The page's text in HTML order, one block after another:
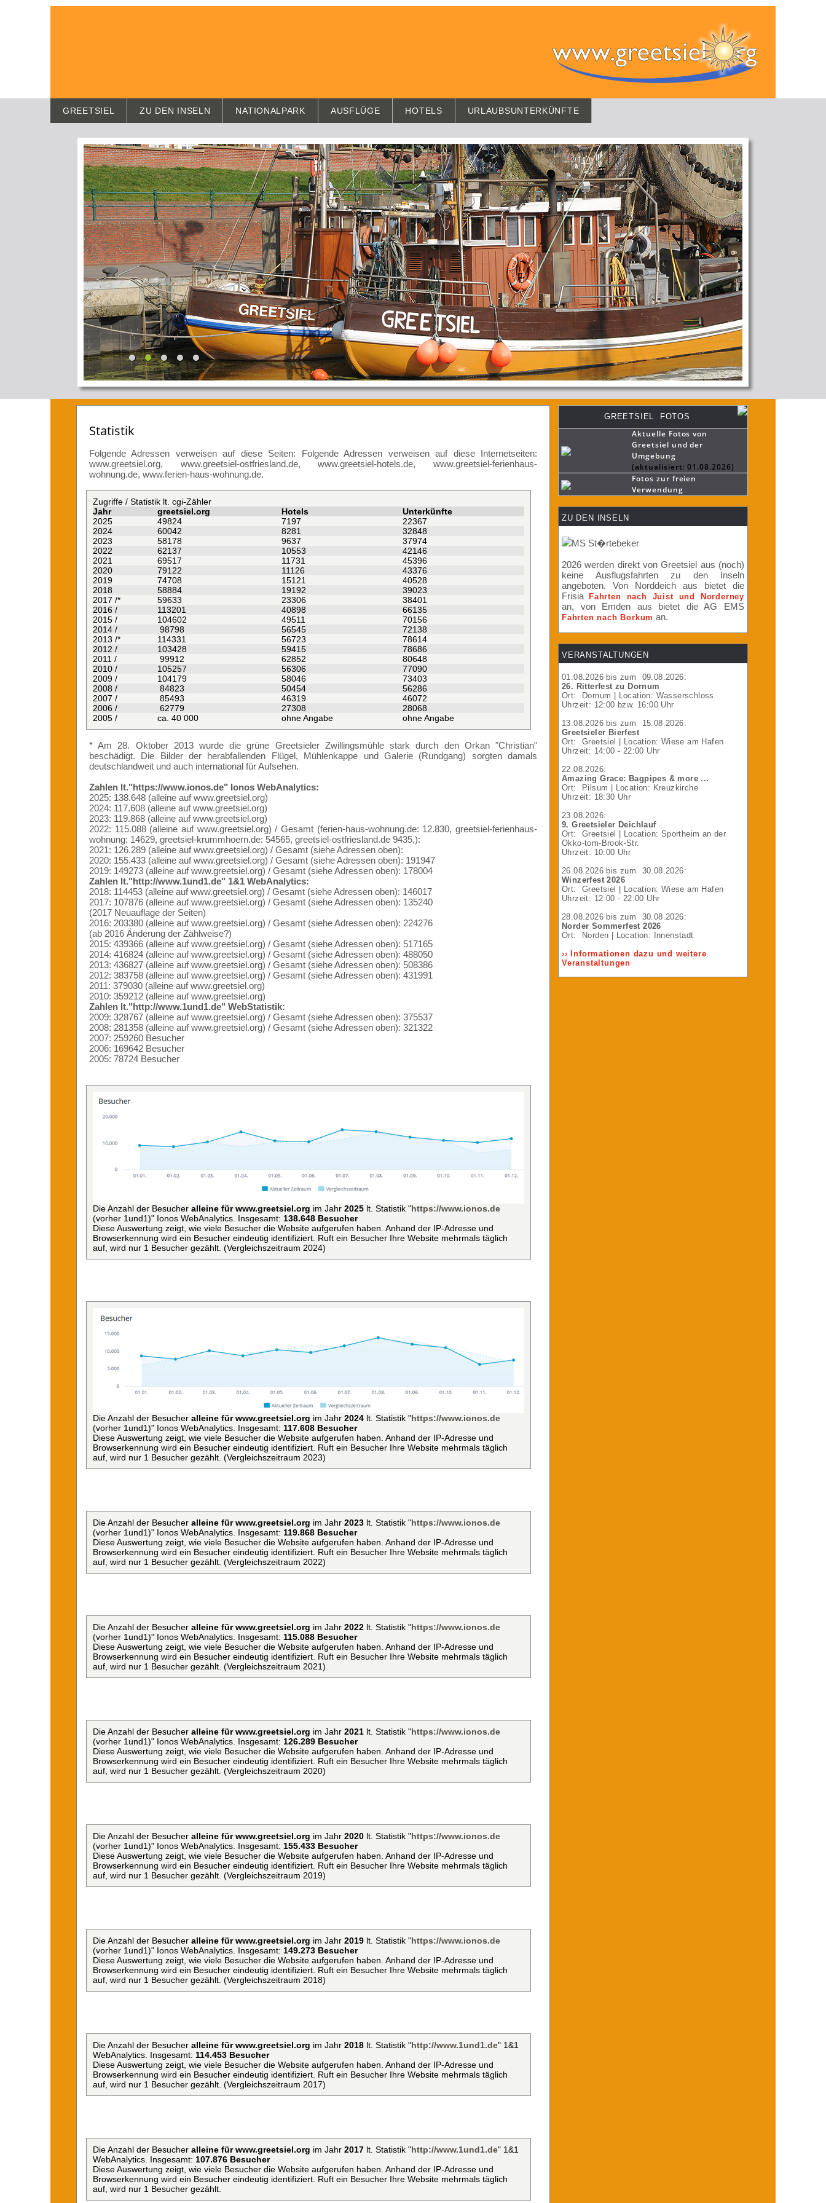
GREETSIEL ZU DEN INSELN NATIONALPARK AUSFLÜGE HOTELS URLAUBSUNTERKÜNFTE
Statistik
Folgende Adressen verweisen auf diese Seiten: Folgende Adressen verweisen auf diese Internetseiten:
www.greetsiel.org, www.greetsiel-ostfriesland.de, www.greetsiel-hotels.de, www.greetsiel-ferienhaus-
wohnung.de, www.ferien-haus-wohnung.de.
Zugriffe / Statistik lt. cgi-Zähler
Jahr
greetsiel.org Hotels
Unterkünfte
2025
49824 7197
22367
2024
60042 8281
32848
2023
58178 9637
37974
2022
62137 10553
42146
2021
69517 11731
45396
2020
79122 11126
43376
2019
74708 15121
40528
2018
58884 19192
39023
2017 /*
59633 23306
38401
2016 /
113201 40898
66135
2015 /
104602 49511
70156
2014 /
98798 56545
72138
2013 /*
114331 56723
78614
2012 /
103428 59415
78686
2011 /
99912 62852
80648
2010 /
105257 56306
77090
2009 /
104179 58046
73403
2008 /
84823 50454
56286
2007 /
85493 46319
46072
2006 /
62779 27308
28068
2005 /
ca. 40 000 ohne Angabe ohne Angabe
* Am 28. Oktober 2013 wurde die grüne Greetsieler Zwillingsmühle stark durch den Orkan "Christian"
beschädigt. Die Bilder der herabfallenden Flügel, Mühlenkappe und Galerie (Rundgang) sorgten damals
deutschlandweit und auch international für Aufsehen.
Zahlen lt."https://www.ionos.de" Ionos WebAnalytics:
2025: 138.648 (alleine auf www.greetsiel.org)
2024: 117.608 (alleine auf www.greetsiel.org)
2023: 119.868 (alleine auf www.greetsiel.org)
2022: 115.088 (alleine auf www.greetsiel.org) / Gesamt (ferien-haus-wohnung.de: 12.830, greetsiel-ferienhaus-
wohnung: 14629, greetsiel-krummhoern.de: 54565, greetsiel-ostfriesland.de 9435,):
2021: 126.289 (alleine auf www.greetsiel.org) / Gesamt (siehe Adressen oben):
2020: 155.433 (alleine auf www.greetsiel.org) / Gesamt (siehe Adressen oben): 191947
2019: 149273 (alleine auf www.greetsiel.org) / Gesamt (siehe Adressen oben): 178004
Zahlen lt."http://www.1und1.de" 1&1 WebAnalytics:
2018: 114453 (alleine auf www.greetsiel.org) / Gesamt (siehe Adressen oben): 146017
2017: 107876 (alleine auf www.greetsiel.org) / Gesamt (siehe Adressen oben): 135240
(2017 Neuauflage der Seiten)
2016: 203380 (alleine auf www.greetsiel.org) / Gesamt (siehe Adressen oben): 224276
(ab 2016 Änderung der Zählweise?)
2015: 439366 (alleine auf www.greetsiel.org) / Gesamt (siehe Adressen oben): 517165
2014: 416824 (alleine auf www.greetsiel.org) / Gesamt (siehe Adressen oben): 488050
2013: 436827 (alleine auf www.greetsiel.org) / Gesamt (siehe Adressen oben): 508386
2012: 383758 (alleine auf www.greetsiel.org) / Gesamt (siehe Adressen oben): 431991
2011: 379030 (alleine auf www.greetsiel.org)
2010: 359212 (alleine auf www.greetsiel.org)
Zahlen lt."http://www.1und1.de" WebStatistik:
2009: 328767 (alleine auf www.greetsiel.org) / Gesamt (siehe Adressen oben): 375537
2008: 281358 (alleine auf www.greetsiel.org) / Gesamt (siehe Adressen oben): 321322
2007: 259260 Besucher
2006: 169642 Besucher
2005: 78724 Besucher
Die Anzahl der Besucher alleine für www.greetsiel.org im Jahr 2025 lt. Statistik "https://www.ionos.de
(vorher 1und1)" Ionos WebAnalytics. Insgesamt: 138.648 Besucher
Diese Auswertung zeigt, wie viele Besucher die Website aufgerufen haben. Anhand der IP-Adresse und
Browserkennung wird ein Besucher eindeutig identifiziert. Ruft ein Besucher Ihre Website mehrmals täglich
auf, wird nur 1 Besucher gezählt. (Vergleichszeitraum 2024)
Die Anzahl der Besucher alleine für www.greetsiel.org im Jahr 2024 lt. Statistik "https://www.ionos.de
(vorher 1und1)" Ionos WebAnalytics. Insgesamt: 117.608 Besucher
Diese Auswertung zeigt, wie viele Besucher die Website aufgerufen haben. Anhand der IP-Adresse und
Browserkennung wird ein Besucher eindeutig identifiziert. Ruft ein Besucher Ihre Website mehrmals täglich
auf, wird nur 1 Besucher gezählt. (Vergleichszeitraum 2023)
Die Anzahl der Besucher alleine für www.greetsiel.org im Jahr 2023 lt. Statistik "https://www.ionos.de
(vorher 1und1)" Ionos WebAnalytics. Insgesamt: 119.868 Besucher
Diese Auswertung zeigt, wie viele Besucher die Website aufgerufen haben. Anhand der IP-Adresse und
Browserkennung wird ein Besucher eindeutig identifiziert. Ruft ein Besucher Ihre Website mehrmals täglich
auf, wird nur 1 Besucher gezählt. (Vergleichszeitraum 2022)
Die Anzahl der Besucher alleine für www.greetsiel.org im Jahr 2022 lt. Statistik "https://www.ionos.de
(vorher 1und1)" Ionos WebAnalytics. Insgesamt: 115.088 Besucher
Diese Auswertung zeigt, wie viele Besucher die Website aufgerufen haben. Anhand der IP-Adresse und
Browserkennung wird ein Besucher eindeutig identifiziert. Ruft ein Besucher Ihre Website mehrmals täglich
auf, wird nur 1 Besucher gezählt. (Vergleichszeitraum 2021)
Die Anzahl der Besucher alleine für www.greetsiel.org im Jahr 2021 lt. Statistik "https://www.ionos.de
(vorher 1und1)" Ionos WebAnalytics. Insgesamt: 126.289 Besucher
Diese Auswertung zeigt, wie viele Besucher die Website aufgerufen haben. Anhand der IP-Adresse und
Browserkennung wird ein Besucher eindeutig identifiziert. Ruft ein Besucher Ihre Website mehrmals täglich
auf, wird nur 1 Besucher gezählt. (Vergleichszeitraum 2020)
Die Anzahl der Besucher alleine für www.greetsiel.org im Jahr 2020 lt. Statistik "https://www.ionos.de
(vorher 1und1)" Ionos WebAnalytics. Insgesamt: 155.433 Besucher
Diese Auswertung zeigt, wie viele Besucher die Website aufgerufen haben. Anhand der IP-Adresse und
Browserkennung wird ein Besucher eindeutig identifiziert. Ruft ein Besucher Ihre Website mehrmals täglich
auf, wird nur 1 Besucher gezählt. (Vergleichszeitraum 2019)
Die Anzahl der Besucher alleine für www.greetsiel.org im Jahr 2019 lt. Statistik "https://www.ionos.de
(vorher 1und1)" Ionos WebAnalytics. Insgesamt: 149.273 Besucher
Diese Auswertung zeigt, wie viele Besucher die Website aufgerufen haben. Anhand der IP-Adresse und
Browserkennung wird ein Besucher eindeutig identifiziert. Ruft ein Besucher Ihre Website mehrmals täglich
auf, wird nur 1 Besucher gezählt. (Vergleichszeitraum 2018)
Die Anzahl der Besucher alleine für www.greetsiel.org im Jahr 2018 lt. Statistik "http://www.1und1.de" 1&1
WebAnalytics. Insgesamt: 114.453 Besucher
Diese Auswertung zeigt, wie viele Besucher die Website aufgerufen haben. Anhand der IP-Adresse und
Browserkennung wird ein Besucher eindeutig identifiziert. Ruft ein Besucher Ihre Website mehrmals täglich
auf, wird nur 1 Besucher gezählt. (Vergleichszeitraum 2017)
Die Anzahl der Besucher alleine für www.greetsiel.org im Jahr 2017 lt. Statistik "http://www.1und1.de" 1&1
WebAnalytics. Insgesamt: 107.876 Besucher
Diese Auswertung zeigt, wie viele Besucher die Website aufgerufen haben. Anhand der IP-Adresse und
Browserkennung wird ein Besucher eindeutig identifiziert. Ruft ein Besucher Ihre Website mehrmals täglich
auf, wird nur 1 Besucher gezählt.
GREETSIEL FOTOS
Aktuelle Fotos von
Greetsiel und der
Umgebung
(aktualisiert: 01.08.2026)
Fotos zur freien
Verwendung
ZU DEN INSELN
2026 werden direkt von Greetsiel aus (noch)
keine Ausflugsfahrten zu den Inseln
angeboten. Von Norddeich aus bietet die
FrisiaFahrten nach Juist und Norderney
an, von Emden aus bietet die AG EMS
Fahrten nach Borkum an.
VERANSTALTUNGEN
01.08.2026 bis zum 09.08.2026:
26. Ritterfest zu Dornum
Ort:
Dornum | Location: Wasserschloss
Uhrzeit: 12:00 bzw. 16:00 Uhr
13.08.2026 bis zum 15.08.2026:
Greetsieler Bierfest
Ort:
Greetsiel
| Location: Wiese am Hafen
Uhrzeit: 14:00 - 22:00 Uhr
22.08.2026:
Amazing Grace: Bagpipes & more ...
Ort:
Pilsum | Location: Kreuzkirche
Uhrzeit: 18:30 Uhr
23.08.2026:
9. Greetsieler Deichlauf
Ort:
Greetsiel
| Location: Sportheim an der
Okko-tom-Brook-Str.
Uhrzeit: 10:00 Uhr
26.08.2026 bis zum 30.08.2026:
Winzerfest 2026
Ort:
Greetsiel
| Location: Wiese am Hafen
Uhrzeit: 12:00 - 22:00 Uhr
28.08.2026 bis zum 30.08.2026:
Norder Sommerfest 2026
Ort:
Norden | Location: Innenstadt
›› Informationen dazu und weitere
Veranstaltungen